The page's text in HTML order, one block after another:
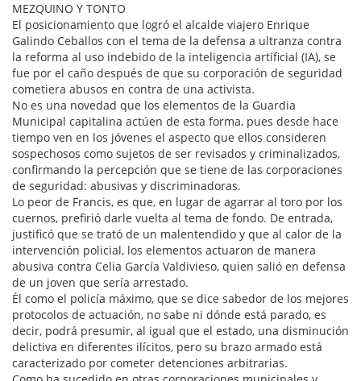
MEZQUINO Y TONTO
El posicionamiento que logró el alcalde viajero Enrique
Galindo Ceballos con el tema de la defensa a ultranza contra
la reforma al uso indebido de la inteligencia artificial (IA), se
fue por el caño después de que su corporación de seguridad
cometiera abusos en contra de una activista.
No es una novedad que los elementos de la Guardia
Municipal capitalina actúen de esta forma, pues desde hace
tiempo ven en los jóvenes el aspecto que ellos consideren
sospechosos como sujetos de ser revisados y criminalizados,
confirmando la percepción que se tiene de las corporaciones
de seguridad: abusivas y discriminadoras.
Lo peor de Francis, es que, en lugar de agarrar al toro por los
cuernos, prefirió darle vuelta al tema de fondo. De entrada,
justificó que se trató de un malentendido y que al calor de la
intervención policial, los elementos actuaron de manera
abusiva contra Celia García Valdivieso, quien salió en defensa
de un joven que sería arrestado.
Él como el policía máximo, que se dice sabedor de los mejores
protocolos de actuación, no sabe ni dónde está parado, es
decir, podrá presumir, al igual que el estado, una disminución
delictiva en diferentes ilícitos, pero su brazo armado está
caracterizado por cometer detenciones arbitrarias.